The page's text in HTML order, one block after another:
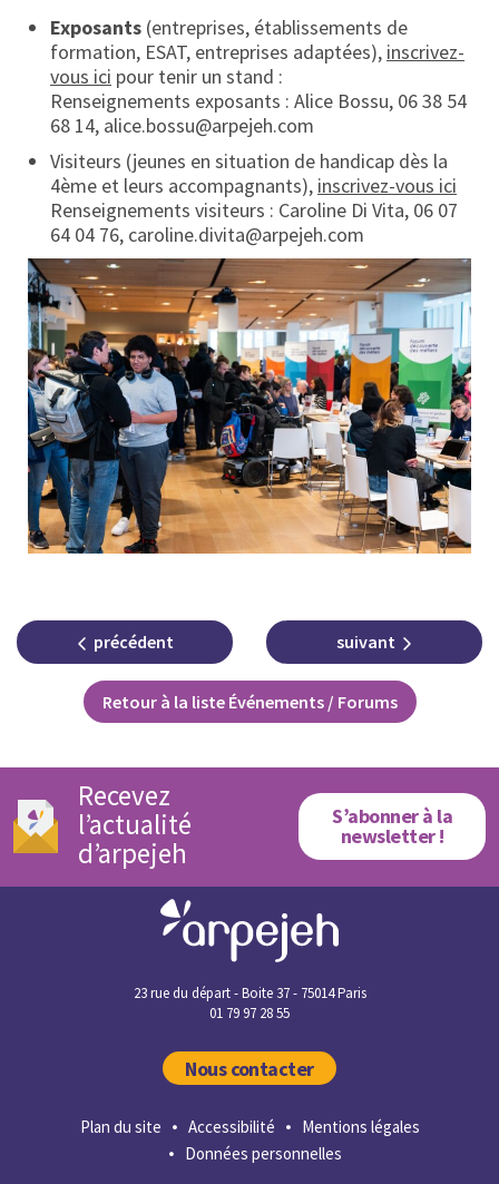
Exposants (entreprises, établissements de
formation, ESAT, entreprises adaptées), inscrivez-
vous ici pour tenir un stand :
Renseignements exposants : Alice Bossu, 06 38 54
68 14, alice.bossu@arpejeh.com
Visiteurs (jeunes en situation de handicap dès la
4ème et leurs accompagnants), inscrivez-vous ici
Renseignements visiteurs : Caroline Di Vita, 06 07
64 04 76, caroline.divita@arpejeh.com
précédent
Retour à la liste Événements / Forums
suivant
Recevez
l’actualité
d’arpejeh
S’abonner à la
newsletter !
23 rue du départ - Boite 37 - 75014 Paris
01 79 97 28 55
Nous contacter
Plan du site Accessibilité
Mentions légales
Données personnelles